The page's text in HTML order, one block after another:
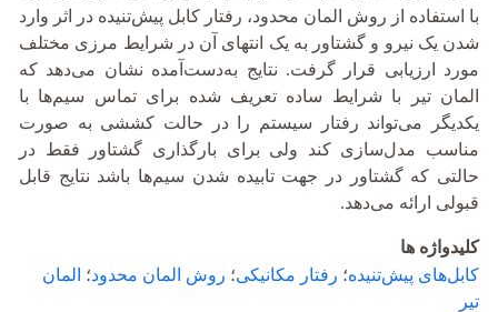
با استفاده از روش المان محدود، رفتار کابل‌ پیش‌تنیده در اثر وارد
شدن یک نیرو و گشتاور به یک انتهای آن در شرایط مرزی مختلف
مورد ارزیابی قرار گرفت. نتایج به‌دست‌آمده نشان می‌دهد که
المان تیر با شرایط ساده تعریف شده برای تماس سیم‌ها با
یکدیگر می‌تواند رفتار سیستم را در حالت کششی به صورت
مناسب مدل‌سازی کند ولی برای بارگذاری گشتاور فقط در
حالتی که گشتاور در جهت تابیده شدن سیم‌ها باشد نتایج قابل
قبولی ارائه می‌دهد.
کلیدواژه ها
کابل‌های پیش‌تنیده؛ رفتار مکانیکی؛ روش المان محدود؛ المان
تیر